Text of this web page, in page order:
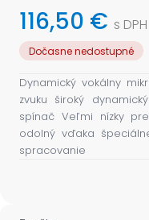
116,50 € s DPH
Dočasne nedostupné
Dynamický vokálny
zvuku široký
spínač Veľmi nízky
odolný vďaka
spracovanie